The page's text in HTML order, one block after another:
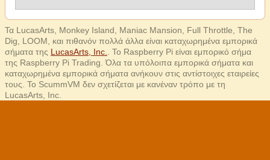
Τα LucasArts, Monkey Island, Maniac Mansion, Full Throttle, The
Dig, LOOM, και πιθανόν πολλά άλλα είναι καταχωρημένα εμπορικά
σήματα της LucasArts, Inc.
. Το Raspberry Pi είναι εμπορικό σήμα
της Raspberry Pi Trading. Όλα τα υπόλοιπα εμπορικά σήματα και
καταχωρημένα εμπορικά σήματα ανήκουν στις αντίστοιχες εταιρείες
τους. Το ScummVM δεν σχετίζεται με κανέναν τρόπο με τη
LucasArts, Inc.